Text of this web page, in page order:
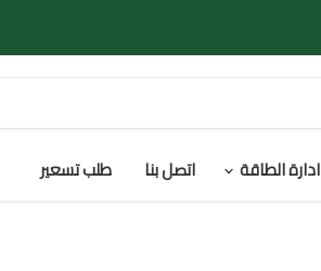
ادارة الطاقة اتصل بنا طلب تسعير